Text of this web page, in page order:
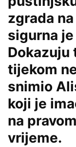
zgrada
sigurna
Dokazuju
tijekom
snimio
koji je
na
vrijeme.